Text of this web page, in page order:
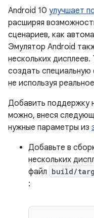
Android 10 улучшает
расширяя
сценариев, как
Эмулятор Android
нескольких
создать специальную
не используя
Добавить поддержку
можно, внеся
нужные параметры из
Добавьте в
нескольких
файл build/
: